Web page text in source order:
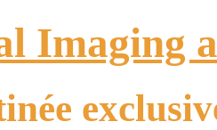
Imaging